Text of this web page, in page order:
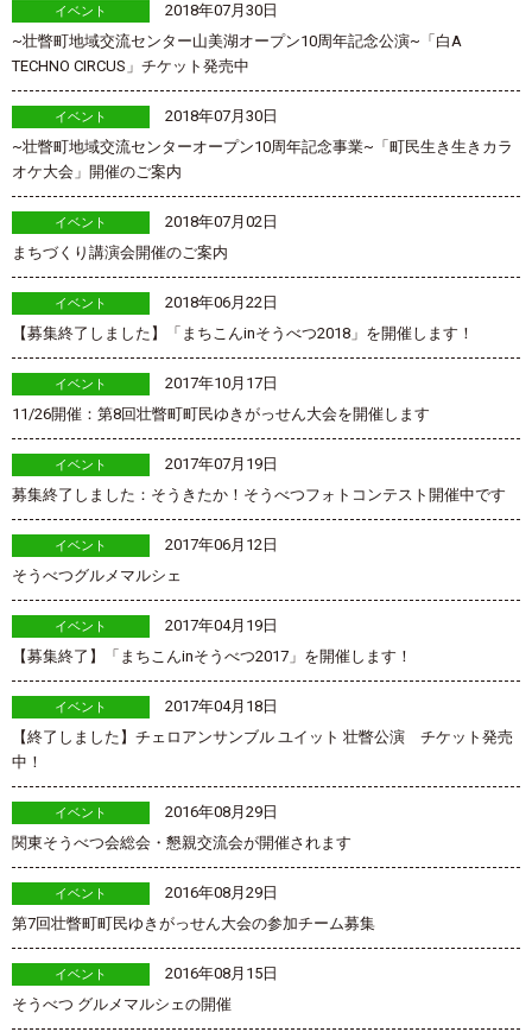
イベント
2018年07月30日
~壮瞥町地域交流センター山美湖オープン10周年記念公演~「白A
TECHNO CIRCUS」チケット発売中
イベント
2018年07月30日
~壮瞥町地域交流センターオープン10周年記念事業~「町民生き生きカラ
オケ大会」開催のご案内
イベント
2018年07月02日
まちづくり講演会開催のご案内
イベント
2018年06月22日
【募集終了しました】「まちこんinそうべつ2018」を開催します！
イベント
2017年10月17日
11/26開催：第8回壮瞥町町民ゆきがっせん大会を開催します
イベント
2017年07月19日
募集終了しました：そうきたか！そうべつフォトコンテスト開催中です
イベント
2017年06月12日
そうべつグルメマルシェ
イベント
2017年04月19日
【募集終了】「まちこんinそうべつ2017」を開催します！
イベント
2017年04月18日
【終了しました】チェロアンサンブル ユイット 壮瞥公演 チケット発売
中！
イベント
2016年08月29日
関東そうべつ会総会・懇親交流会が開催されます
イベント
2016年08月29日
第7回壮瞥町町民ゆきがっせん大会の参加チーム募集
イベント
2016年08月15日
そうべつ グルメマルシェの開催